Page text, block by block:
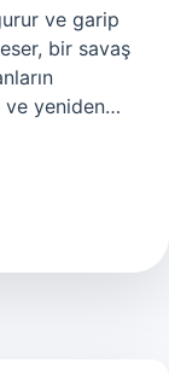
ve garip
bir savaş
ve yeniden…